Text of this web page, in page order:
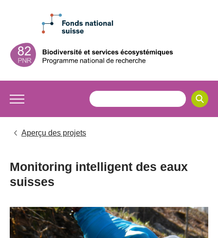
Aperçu des projets
Monitoring intelligent des eaux
suisses